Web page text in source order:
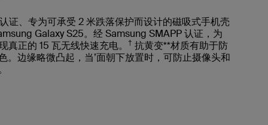
证、专为可承受 2 米跌落保护而设计的磁吸式手机壳
Galaxy S25。经 Samsung SMAPP 认证，为
真正的 15 瓦无线快速充电。
† 抗黄变**材质有助于防
。边缘略微凸起，当’面朝下放置时，可防止摄像头和